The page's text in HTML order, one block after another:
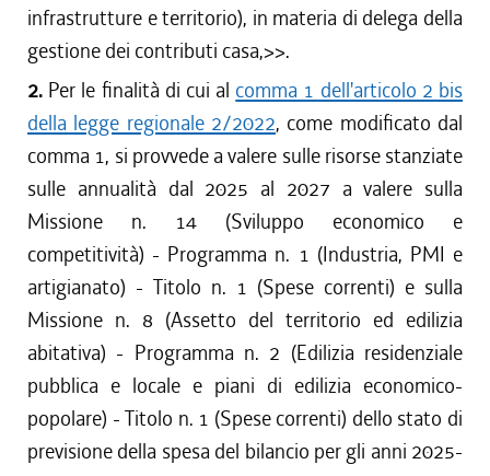
infrastrutture e territorio), in materia di delega della
gestione dei contributi casa,>>.
2. Per le finalità di cui al comma 1 dell'articolo 2 bis
della legge regionale 2/2022, come modificato dal
comma 1, si provvede a valere sulle risorse stanziate
sulle annualità dal 2025 al 2027 a valere sulla
Missione n. 14 (Sviluppo economico e
competitività) - Programma n. 1 (Industria, PMI e
artigianato) - Titolo n. 1 (Spese correnti) e sulla
Missione n. 8 (Assetto del territorio ed edilizia
abitativa) - Programma n. 2 (Edilizia residenziale
pubblica e locale e piani di edilizia economico-
popolare) - Titolo n. 1 (Spese correnti) dello stato di
previsione della spesa del bilancio per gli anni 2025-